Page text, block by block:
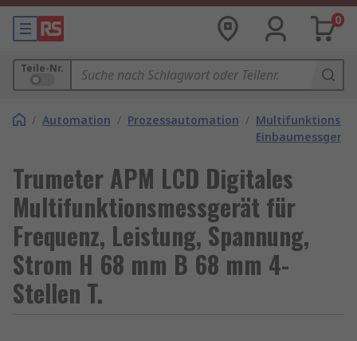
0
Teile-Nr.
/ Automation / Prozessautomation / Multifunktions-
Trumeter APM LCD Digitales
Multifunktionsmessgerät für
Frequenz, Leistung, Spannung,
Strom H 68 mm B 68 mm 4-
Stellen T.